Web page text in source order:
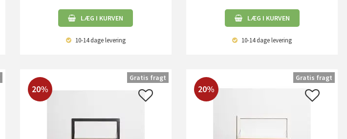
LÆG I KURVEN
10-14 dagelevering
LÆG I KURVEN
10-14 dagelevering
20%
Gratis fragt
20%
Gratis fragt